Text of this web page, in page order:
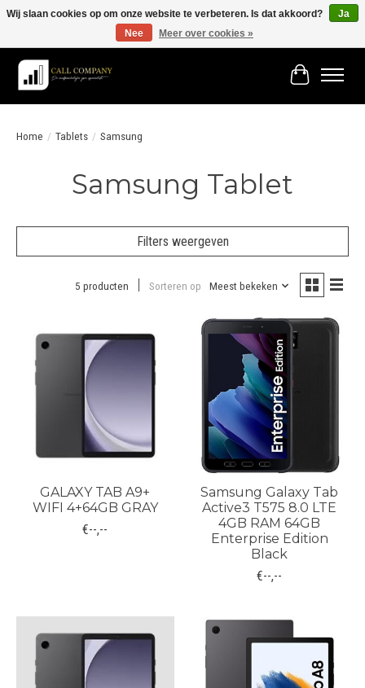
Vóór 19:00 besteld morgen in huis!
Winkelwagen
Home / Tablets / Samsung
Samsung Tablet
Filters weergeven
5 producten Sorteren op Meest bekeken
GALAXY TAB A9+
WIFI 4+64GB GRAY
€--,--
Samsung Galaxy Tab
Active3 T575 8.0 LTE
4GB RAM 64GB
Enterprise Edition
Black
€--,--
Wij slaan cookies op om onze website te verbeteren. Is dat akkoord?
Ja
Nee
Meer over cookies »